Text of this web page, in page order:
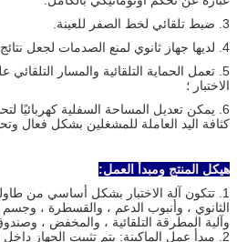
3. ضبط تلقائي لخط الصفر للعينة.
4. لديها جهاز ثانوي لمنع الصدمات لجعل نتائج الاختبار أكثر دقة.
5. تعمل الحماية التلقائية والمسار
الاختبار ؛
6. يمكن تعديل المساحة السفلية كهربائيًا
كثافة اليد العاملة للمشغلين بشكل فعال
هيكل المنتج ومبدأ العمل:
1. تتكون آلة الاختبار بشكل أساسي من
وآلية المطرقة التلقائية ، والمخفض ،
2. مبدأ عمل الماكينة: يتم تثبيت الجهاز